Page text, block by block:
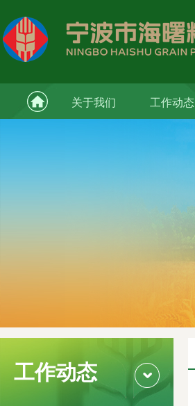
关于我们 工作动态
工作动态